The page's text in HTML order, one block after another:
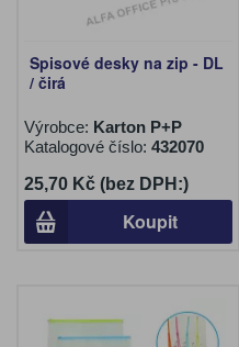
Spisové desky na zip - DL
/ čirá
Výrobce: Karton P+P
Katalogové číslo: 432070
25,70 Kč (bez DPH:)
Koupit